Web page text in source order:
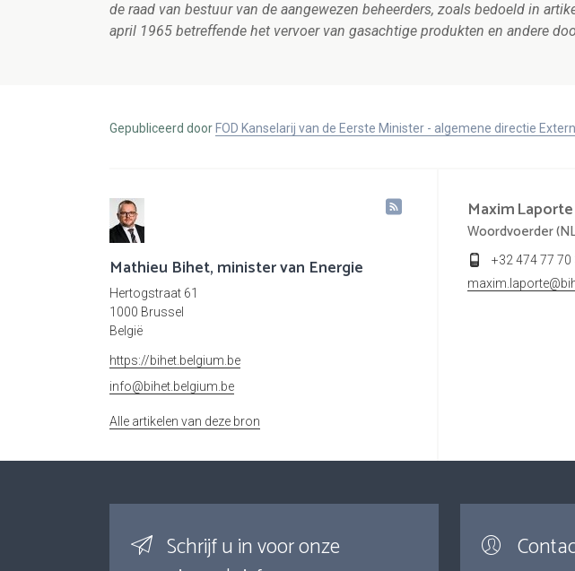
de raad van bestuur van de aangewezen beheerders, zoals bedoeld in
april 1965 betreffende het vervoer van gasachtige produkten en andere
Gepubliceerd door FOD Kanselarij van de Eerste Minister - algemene directie
Mathieu Bihet, minister van Energie
Hertogstraat 61
1000 Brussel
België
https://bihet.belgium.be
info@bihet.belgium.be
Alle artikelen van deze bron
MaximLaporte
Woordvoerder
+32 474 77 70
Schrijf u in voor onze